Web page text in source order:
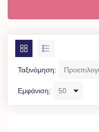
Ταξινόμηση:
Εμφάνιση: